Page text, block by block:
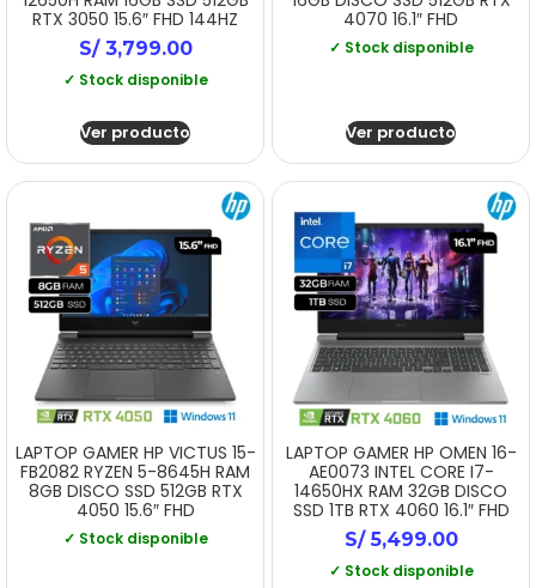
RTX 3050 15.6″ FHD 144HZ
S/3,799.00
✓ Stock disponible
Ver producto
4070 16.1″ FHD
✓ Stock disponible
Ver producto
LAPTOP GAMER HP VICTUS 15-
FB2082 RYZEN 5-8645H RAM
8GB DISCO SSD 512GB RTX
4050 15.6″ FHD
✓ Stock disponible
LAPTOP GAMER HP OMEN 16-
AE0073 INTEL CORE I7-
14650HX RAM 32GB DISCO
SSD 1TB RTX 4060 16.1″ FHD
S/5,499.00
✓ Stock disponible